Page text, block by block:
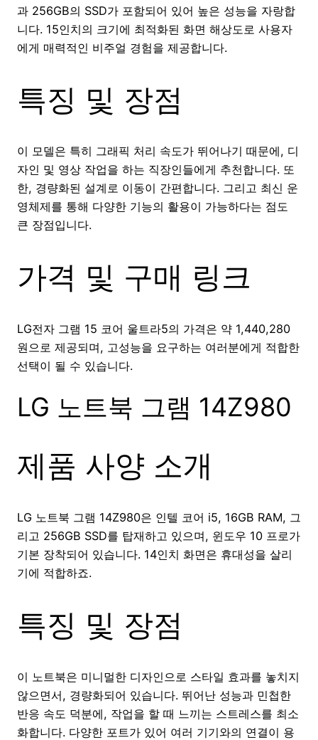
과 256GB의 SSD가 포함되어 있어 높은 성능을 자랑합
니다. 15인치의 크기에 최적화된 화면 해상도로 사용자
에게 매력적인 비주얼 경험을 제공합니다.
특징 및 장점
이 모델은 특히 그래픽 처리 속도가 뛰어나기 때문에, 디
자인 및 영상 작업을 하는 직장인들에게 추천합니다. 또
한, 경량화된 설계로 이동이 간편합니다. 그리고 최신 운
영체제를 통해 다양한 기능의 활용이 가능하다는 점도
큰 장점입니다.
가격 및 구매 링크
LG전자 그램 15 코어 울트라5의 가격은 약 1,440,280
원으로 제공되며, 고성능을 요구하는 여러분에게 적합한
선택이 될 수 있습니다.
LG 노트북 그램 14Z980
제품 사양 소개
LG 노트북 그램 14Z980은 인텔 코어 i5, 16GB RAM, 그
리고 256GB SSD를 탑재하고 있으며, 윈도우 10 프로가
기본 장착되어 있습니다. 14인치 화면은 휴대성을 살리
기에 적합하죠.
특징 및 장점
이 노트북은 미니멀한 디자인으로 스타일 효과를 놓치지
않으면서, 경량화되어 있습니다. 뛰어난 성능과 민첩한
반응 속도 덕분에, 작업을 할 때 느끼는 스트레스를 최소
화합니다. 다양한 포트가 있어 여러 기기와의 연결이 용